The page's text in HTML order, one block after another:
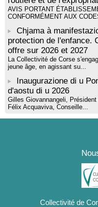
AVIS PORTANT
CONFORMÉMENT AUX
Chjama à
protection de l'enfance.
offre sur 2026 et 2027
La Collectivité de Corse
jeune âge, en agissant su...
Inaugurazione di u
d'aostu di u 2026
Gilles Giovannangeli,
Félix Acquaviva, Conseille...
Collectivité de